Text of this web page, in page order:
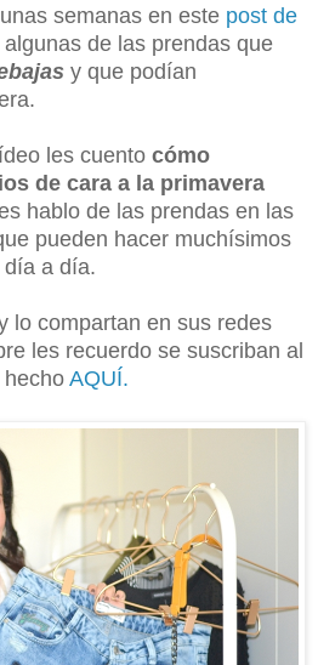
semanas en este post de
de las prendas que
y que podían
les cuento cómo
de cara a la primavera
hablo de las prendas en las
pueden hacer muchísimos
a día.
lo compartan en sus redes
les recuerdo se suscriban al
AQUÍ.